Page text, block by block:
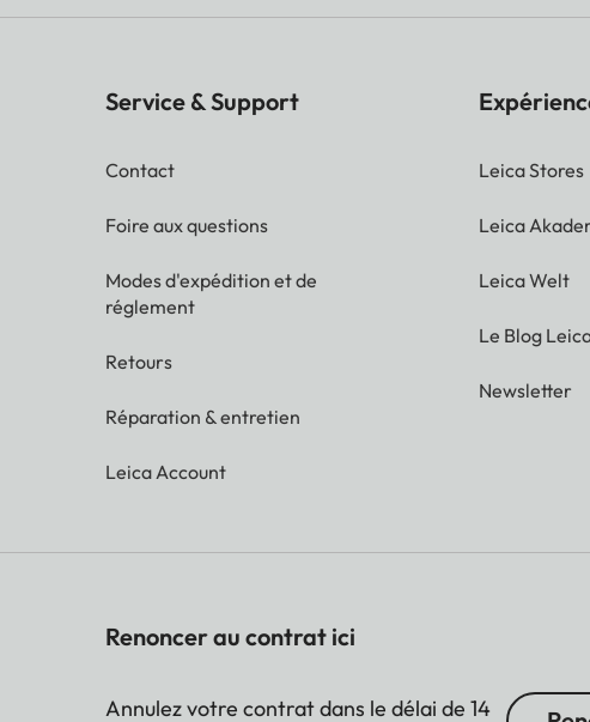
Service & Support
Contact
Foire aux questions
Modes d'expédition et de
réglement
Retours
Réparation & entretien
Leica Account
Leica Stores
Leica
Leica Welt
Le Blog
Newsletter
Renoncer au contrat ici
Annulez votre contrat dans le délai de 14